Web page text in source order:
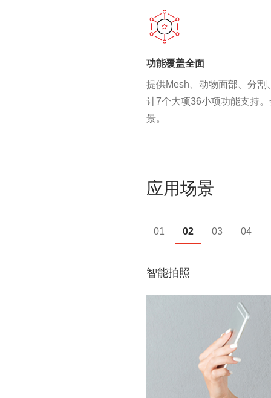
功能覆盖全面
提供Mesh、动物面部、分割
计7个大项36小项功能支持
景。
应用场景
01 02 03 04
智能拍照